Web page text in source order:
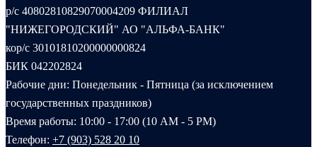
р/с 40802810829070004209 ФИЛИАЛ
"НИЖЕГОРОДСКИЙ" АО "АЛЬФА-БАНК"
кор/с 30101810200000000824
БИК 042202824
Рабочие дни: Понедельник - Пятница (за исключением
государственных праздников)
Время работы: 10:00 - 17:00 (10 AM - 5 PM)
Телефон: +7 (903) 528 20 10‬